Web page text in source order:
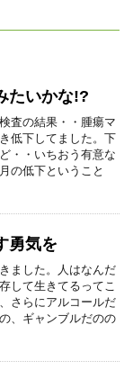
たいかな!?
査の結果・・腫瘍マ
低下してました。下
・・いちおう有意な
の低下ということ
勇気を
ました。人はなんだ
して生きてるってこ
さらにアルコールだ
、ギャンブルだのの